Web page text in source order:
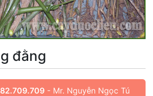
đằng
- Mr. Nguyễn Ngọc Tú